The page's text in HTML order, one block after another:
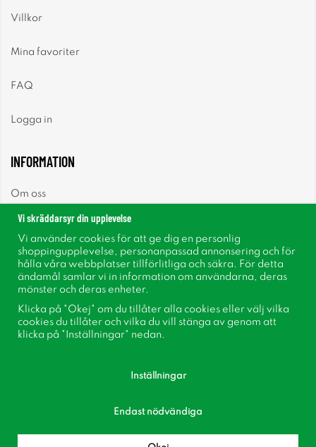
Villkor
Mina favoriter
FAQ
Logga in
INFORMATION
Om oss
Nyhetsbrev
Om cookies
Inspiration
Vi skräddarsyr din upplevelse
Vi använder cookies för att ge dig en personlig
shoppingupplevelse, personanpassad annonsering och för
hålla våra webbplatser tillförlitliga och säkra. För detta
ändamål samlar vi in information om användarna, deras
mönster och deras enheter.
Klicka på "Okej" om du tillåter alla cookies eller välj vilka
cookies du tillåter och vilka du vill stänga av genom att
klicka på "Inställningar" nedan.
Inställningar
Endast nödvändiga